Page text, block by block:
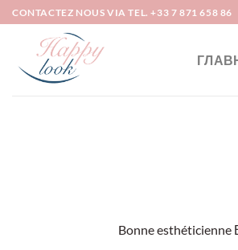
Skip
to
content
CONTACTEZ NOUS VIA TEL. +33 7 871 658 86
Bonne